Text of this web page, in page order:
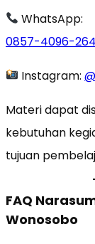
WhatsApp:
0857-4096-
Instagram:
Materi dapat
kebutuhan
tujuan
FAQ
Wonosobo